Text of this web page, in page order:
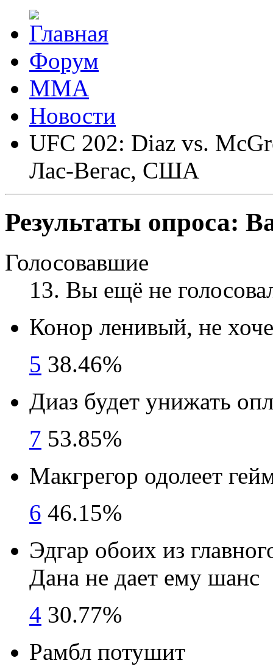
Форум
ММА
Новости
UFC 202: Diaz vs.
Лас-Вегас, США
Результаты опроса:
Голосовавшие
13. Вы ещё не
Конор ленивый, не
5 38.46%
Диаз будет унижать
7 53.85%
Макгрегор одолеет
6 46.15%
Эдгар обоих из
Дана не дает ему шанс
4 30.77%
Рамбл потушит